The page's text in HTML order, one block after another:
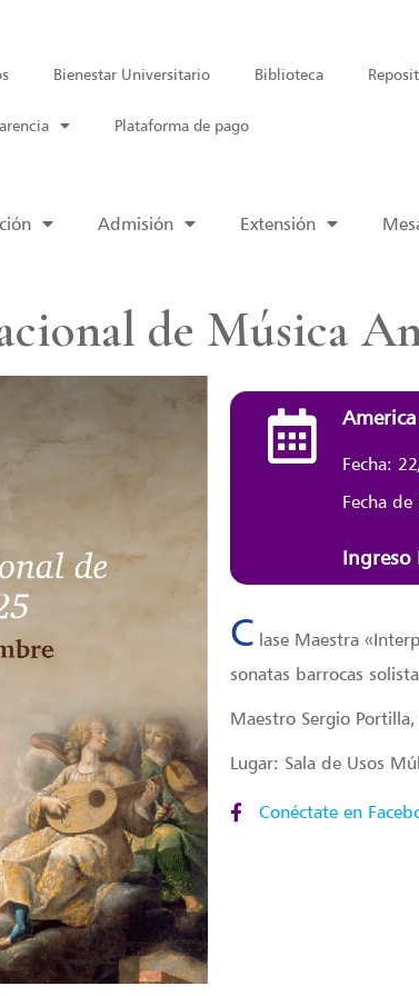
Bienestar Universitario Biblioteca
Plataforma de pago
Admisión Extensión
de Música
Fecha:
Fecha
Ingreso
C lase Maestra
sonatas barrocas
Maestro Sergio
Lugar: Sala de Usos
Conéctate en